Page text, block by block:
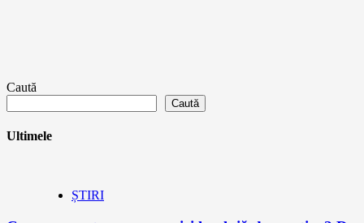
Caută
Caută
Ultimele
ȘTIRI